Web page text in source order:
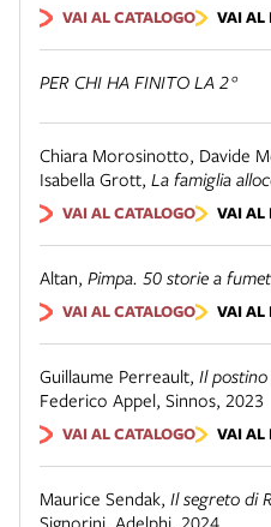
VAI AL CATALOGO VAI AL
PER CHI HA FINITO LA 2°
Chiara Morosinotto, Davide
Isabella Grott, La famiglia
VAI AL CATALOGO VAI AL
Altan, Pimpa. 50 storie a
VAI AL CATALOGO VAI AL
Guillaume Perreault, Il postino
Federico Appel, Sinnos, 2023
VAI AL CATALOGO VAI AL
Maurice Sendak, Il segreto di
Signorini, Adelphi, 2024